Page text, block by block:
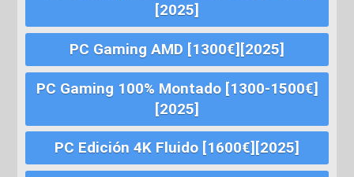
[2025]
PC Gaming AMD [1300€][2025]
PC Gaming 100% Montado [1300-1500€]
[2025]
PC Edición 4K Fluido [1600€][2025]